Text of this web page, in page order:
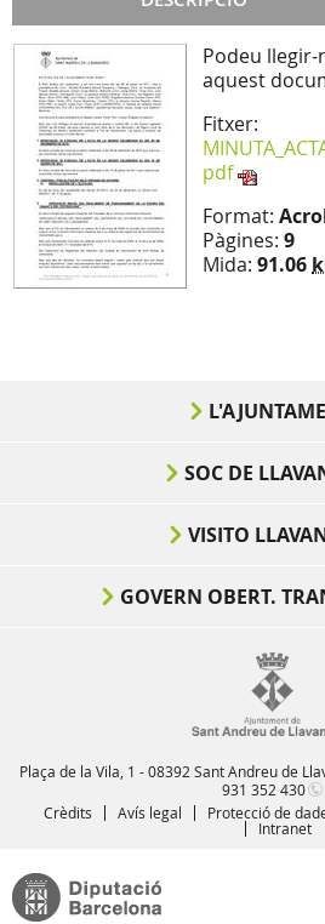
Podeu llegir-
aquest
Fitxer:
pdf
Format:
Pàgines: 9
Mida: 91.06
SOC DE
VISITO
GOVERN OBERT.
Plaça de la Vila, 1 - 08392 Sant Andreu de
931 352 430
Crèdits
Avís legal Protecció de
Intranet